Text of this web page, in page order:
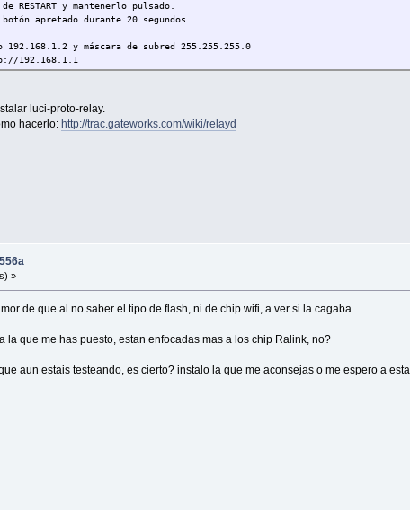
y mantenerlo pulsado.
apretado durante 20 segundos.
y máscara de subred 255.255.255.0
192.168.1.1
luci-proto-relay.
hacerlo: http://trac.gateworks.com/wiki/relayd
»
de que al no saber el tipo de flash, ni de chip wifi, a ver si la cagaba.
la que me has puesto, estan enfocadas mas a los chip Ralink, no?
aun estais testeando, es cierto? instalo la que me aconsejas o me espero a